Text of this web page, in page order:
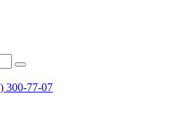
300-77-07